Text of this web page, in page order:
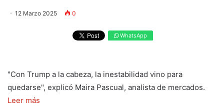
12 Marzo 2025 0
WhatsApp
"Con Trump a la cabeza, la inestabilidad vino para
quedarse", explicó Maira Pascual, analista de mercados.
Leer más